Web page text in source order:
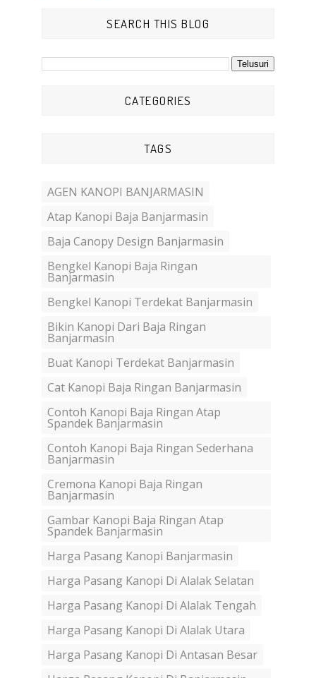
SEARCH THIS BLOG
CATEGORIES
TAGS
AGEN KANOPI BANJARMASIN
Atap Kanopi Baja Banjarmasin
Baja Canopy Design Banjarmasin
Bengkel Kanopi Baja Ringan
Banjarmasin
Bengkel Kanopi Terdekat Banjarmasin
Bikin Kanopi Dari Baja Ringan
Banjarmasin
Buat Kanopi Terdekat Banjarmasin
Cat Kanopi Baja Ringan Banjarmasin
Contoh Kanopi Baja Ringan Atap
Spandek Banjarmasin
Contoh Kanopi Baja Ringan Sederhana
Banjarmasin
Cremona Kanopi Baja Ringan
Banjarmasin
Gambar Kanopi Baja Ringan Atap
Spandek Banjarmasin
Harga Pasang Kanopi Banjarmasin
Harga Pasang Kanopi Di Alalak Selatan
Harga Pasang Kanopi Di Alalak Tengah
Harga Pasang Kanopi Di Alalak Utara
Harga Pasang Kanopi Di Antasan Besar